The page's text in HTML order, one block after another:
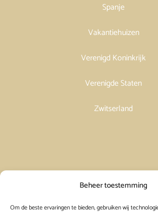
Beheer toestemming
Om de beste ervaringen te bieden, gebruiken wij
Spanje
Vakantiehuizen
Verenigd Koninkrijk
Verenigde Staten
Zwitserland